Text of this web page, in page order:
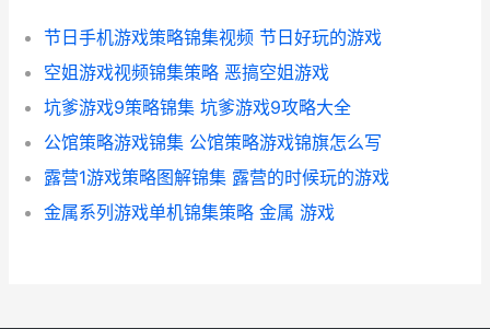
节日手机游戏策略锦集视频 节日好玩的游戏
空姐游戏视频锦集策略 恶搞空姐游戏
坑爹游戏9策略锦集 坑爹游戏9攻略大全
公馆策略游戏锦集 公馆策略游戏锦旗怎么写
露营1游戏策略图解锦集 露营的时候玩的游戏
金属系列游戏单机锦集策略 金属 游戏